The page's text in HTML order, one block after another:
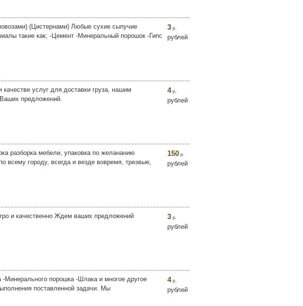
(Цистернами) Любые сухие сыпучие
такие как; -Цемент -Минеральный порошок -Гипс
3 р.
рублей
услуг для доставки груза, нашим
предложений.
4р.
рублей
разборка мебели, упаковка по желананию
всему городу, всегда и везде вовремя, трезвые,
150 р.
рублей
и качественно Ждем ваших предложений
3 р.
рублей
Минерального порошка -Шлака и многое другое
поставленной задачи. Мы
4р.
рублей